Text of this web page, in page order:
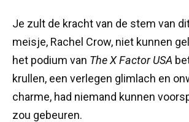
Je zult de kracht van de stem van
meisje, Rachel Crow, niet kunnen
het podium van The X Factor USA
krullen, een verlegen glimlach en
charme, had niemand kunnen
zou gebeuren.